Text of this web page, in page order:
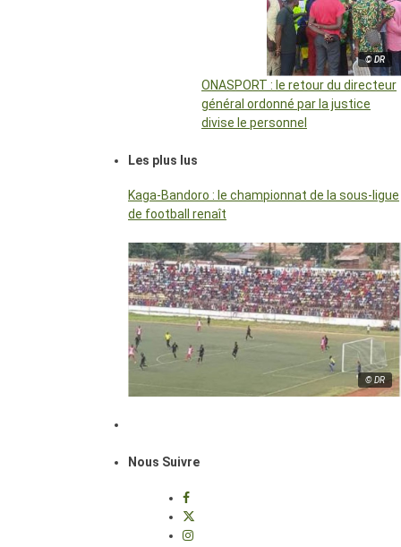
© DR
ONASPORT : le retour du directeur
général ordonné par la justice
divise le personnel
Les plus lus
Kaga-Bandoro : le championnat de la sous-ligue
de football renaît
© DR
Nous Suivre